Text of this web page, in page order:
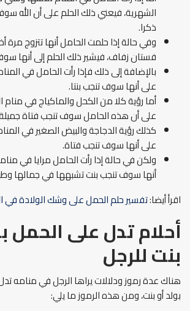
الشهرية، فيعني ذلك الحلم على أن الله
ذكرا.
وفي حالة إذا حلمت الحامل أنها تتزوج مرة
فستان زفاف، فيشير ذلك الحلم إلى أنها
بالإضافة إلى ذلك فإذا رأت الحامل في
على أنها سوف تنجب بنتا.
أما رؤية كلا من الكحل والماكياج في
على أن هذه الحامل سوف تنجب فتاة
كذلك رؤية الدجاجة والبيض الصغير في
على أنها سوف تنجب فتاة.
ولكن في حالة إذا رأت الحامل مرايا في
أنها سوف تنجب بنت تشبهها في جمالها
اقرأ أيضا:تفسير حلم الحمل على وشك الولادة في
أحلام تدل على الحمل
بنت للرجل
هناك عدة رموز ودلالات يراها الرجل في منامه
بولد أو بنت، ومن هذه الرموز ما يلي: